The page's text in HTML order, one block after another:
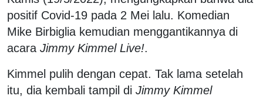
positif Covid-19 pada 2 Mei lalu. Komedian
Mike Birbiglia kemudian menggantikannya di
acara Jimmy Kimmel Live!.
Kimmel pulih dengan cepat. Tak lama setelah
itu, dia kembali tampil di Jimmy Kimmel